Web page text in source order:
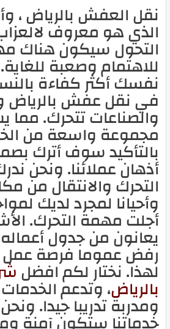
نقل العفش بالرياض ،
الذي هو معروف
التحول سيكون هناك
للاهتمام وصعبة
نفسك أكثر كفاءة
في نقل عفش بالرياض
والصناعات تتحرك. مما
مجموعة واسعة من
بالتأكيد سوف أترك
أذهان عملائنا. ونحن
التحرك والانتقال من
وأحيانا لمجرد لديك
أجلت مهمة التحرك.
يعانون من جدول
رفض عموما فرصة عمل
لهذا. نختار لكم افضل
بالرياض، وتدعم
ومدربة تدريبا جيدا.